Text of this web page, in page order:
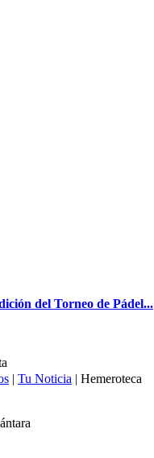
del Torneo de Pádel...
| Tu Noticia | Hemeroteca